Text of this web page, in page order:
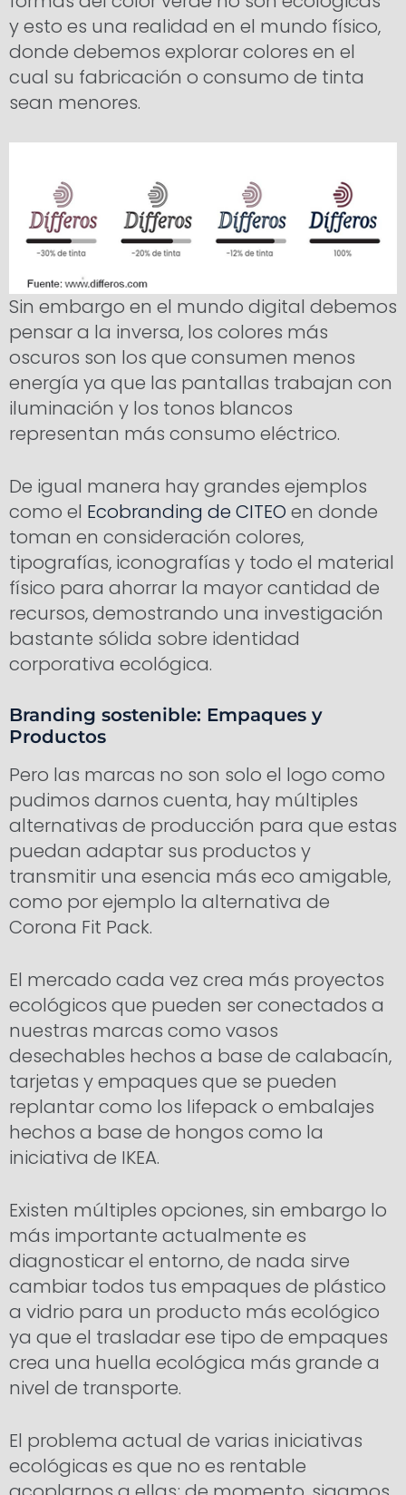
y esto es una realidad en el mundo físico,
donde debemos explorar colores en el
cual su fabricación o consumo de tinta
sean menores.
Sin embargo en el mundo digital debemos
pensar a la inversa, los colores más
oscuros son los que consumen menos
energía ya que las pantallas trabajan con
iluminación y los tonos blancos
representan más consumo eléctrico.
De igual manera hay grandes ejemplos
como el Ecobranding de CITEO en donde
toman en consideración colores,
tipografías, iconografías y todo el material
físico para ahorrar la mayor cantidad de
recursos, demostrando una investigación
bastante sólida sobre identidad
corporativa ecológica.
Branding sostenible: Empaques y
Productos
Pero las marcas no son solo el logo como
pudimos darnos cuenta, hay múltiples
alternativas de producción para que estas
puedan adaptar sus productos y
transmitir una esencia más eco amigable,
como por ejemplo la alternativa de
Corona Fit Pack.
El mercado cada vez crea más proyectos
ecológicos que pueden ser conectados a
nuestras marcas como vasos
desechables hechos a base de calabacín,
tarjetas y empaques que se pueden
replantar como los lifepack o embalajes
hechos a base de hongos como la
iniciativa de IKEA.
Existen múltiples opciones, sin embargo lo
más importante actualmente es
diagnosticar el entorno, de nada sirve
cambiar todos tus empaques de plástico
a vidrio para un producto más ecológico
ya que el trasladar ese tipo de empaques
crea una huella ecológica más grande a
nivel de transporte.
El problema actual de varias iniciativas
ecológicas es que no es rentable